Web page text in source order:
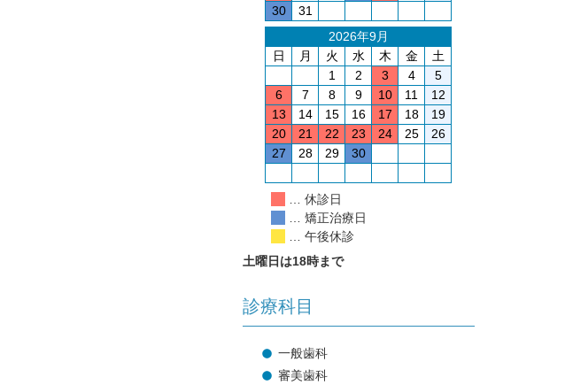
30
31
2026年9月
日
月 火 水 木 金
土
1
2 3 4
5
6
7 8 9 10 11
12
13
14 15 16 17 18
19
20
21 22 23 24 25
26
27
28 29 30
… 休診日
… 矯正治療日
… 午後休診
土曜日は18時まで
診療科目
一般歯科
審美歯科